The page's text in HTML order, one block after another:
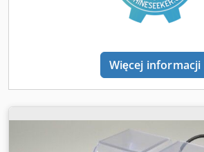
Więcej informacji